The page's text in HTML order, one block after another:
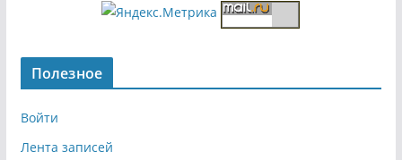
Полезное
Войти
Лента записей